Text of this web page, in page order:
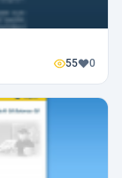
55 0